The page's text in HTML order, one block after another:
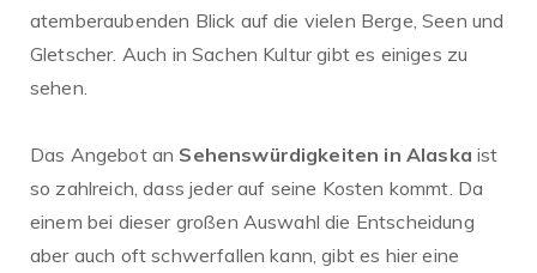
atemberaubenden Blick auf die vielen Berge, Seen und
Gletscher. Auch in Sachen Kultur gibt es einiges zu
sehen.
Das Angebot an Sehenswürdigkeiten in Alaska ist
so zahlreich, dass jeder auf seine Kosten kommt. Da
einem bei dieser großen Auswahl die Entscheidung
aber auch oft schwerfallen kann, gibt es hier eine